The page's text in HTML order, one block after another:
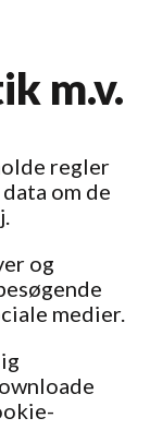
m.v.
regler
om de
og
medier.